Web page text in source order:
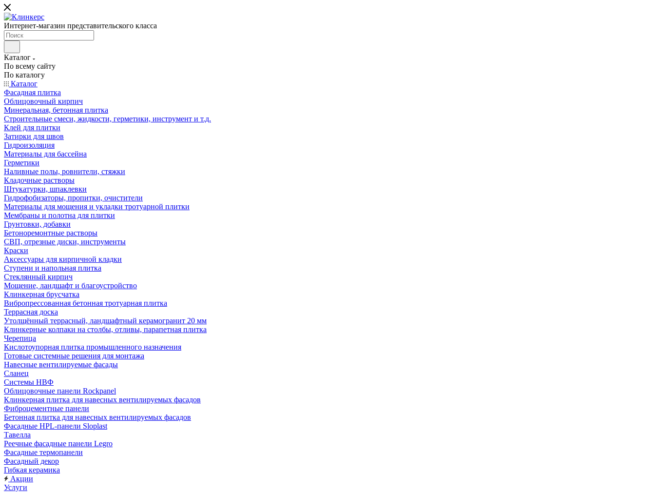
Интернет-магазин представительского класса
Каталог
По всему сайту
По каталогу
Каталог
Фасадная плитка
Облицовочный кирпич
Минеральная, бетонная плитка
Строительные смеси, жидкости, герметики, инструмент и т.д.
Клей для плитки
Затирки для швов
Гидроизоляция
Материалы для бассейна
Герметики
Наливные полы, ровнители, стяжки
Кладочные растворы
Штукатурки, шпаклевки
Гидрофобизаторы, пропитки, очистители
Материалы для мощения и укладки тротуарной плитки
Мембраны и полотна для плитки
Грунтовки, добавки
Бетоноремонтные растворы
СВП, отрезные диски, инструменты
Краски
Аксессуары для кирпичной кладки
Ступени и напольная плитка
Cтеклянный кирпич
Мощение, ландшафт и благоустройство
Клинкерная брусчатка
Вибропрессованная бетонная тротуарная плитка
Террасная доска
Утолщённый террасный, ландшафтный керамогранит 20 мм
Клинкерные колпаки на столбы, отливы, парапетная плитка
Черепица
Кислотоупорная плитка промышленного назначения
Готовые системные решения для монтажа
Навесные вентилируемые фасады
Сланец
Системы НВФ
Облицовочные панели Rockpanel
Клинкерная плитка для навесных вентилируемых фасадов
Фиброцементные панели
Бетонная плитка для навесных вентилируемых фасадов
Фасадные HPL-панели Sloplast
Тавелла
Реечные фасадные панели Legro
Фасадные термопанели
Фасадный декор
Гибкая керамика
Акции
Услуги